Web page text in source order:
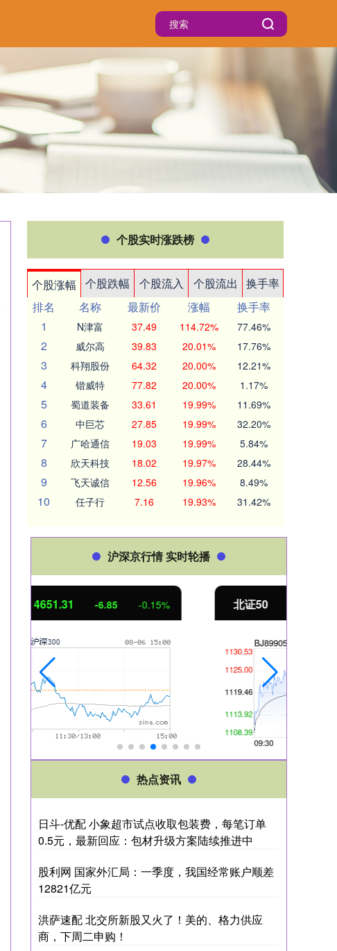
个股实时涨跌榜
个股涨幅 个股跌幅 个股流入 个股流出
换手率
排名
名称 最新价 涨幅
换手率
1
N津富 37.49 114.72% 77.46%
2 威尔高 39.83 20.01% 17.76%
3 科翔股份 64.32 20.00% 12.21%
4 锴威特 77.82 20.00% 1.17%
5 蜀道装备 33.61 19.99% 11.69%
6 中巨芯 27.85 19.99% 32.20%
7 广哈通信 19.03 19.99% 5.84%
8 欣天科技 18.02 19.97% 28.44%
9 飞天诚信 12.56 19.96% 8.49%
10 任子行 7.16 19.93% 31.42%
沪深京行情 实时轮播
北证50 1122.88 0.30%
热点资讯
日斗-优配 小象超市试点收取包装费，每笔订单
0.5元，最新回应：包材升级方案陆续推进中
股利网 国家外汇局：一季度，我国经常账户顺差
12821亿元
洪萨速配 北交所新股又火了！美的、格力供应
商，下周二申购！